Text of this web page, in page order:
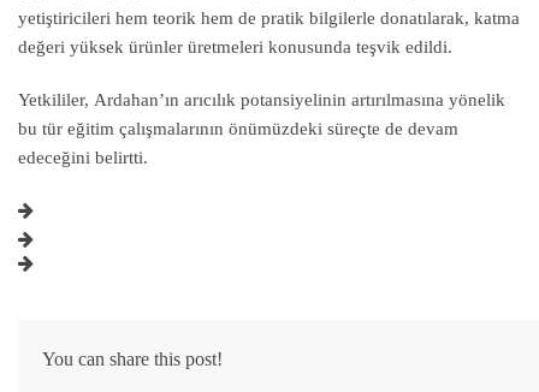
yetiştiricileri hem teorik hem de pratik bilgilerle donatılarak, katma
değeri yüksek ürünler üretmeleri konusunda teşvik edildi.
Yetkililer, Ardahan’ın arıcılık potansiyelinin artırılmasına yönelik
bu tür eğitim çalışmalarının önümüzdeki süreçte de devam
edeceğini belirtti.
You can share this post!